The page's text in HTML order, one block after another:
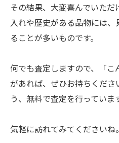
その結果、大変喜んでいた
入れや歴史がある品物には
ることが多いものです。
何でも査定しますので、「
があれば、ぜひお持ちくだ
う、無料で査定を行っていま
気軽に訪れてみてくださいね。